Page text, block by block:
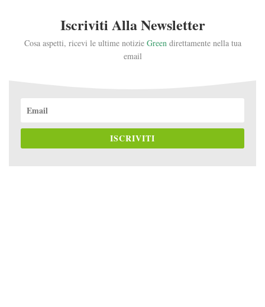
Iscriviti Alla Newsletter
Cosa aspetti, ricevi le ultime notizie Green direttamente nella tua
email
ISCRIVITI